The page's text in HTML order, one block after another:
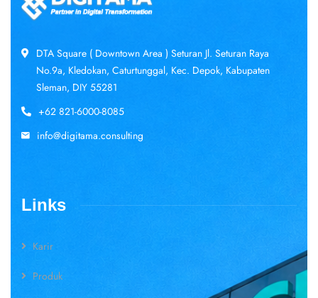
DTA Square ( Downtown Area ) Seturan Jl. Seturan Raya
No.9a, Kledokan, Caturtunggal, Kec. Depok, Kabupaten
Sleman, DIY 55281
+62 821-6000-8085
info@digitama.consulting
Links
Karir
Produk